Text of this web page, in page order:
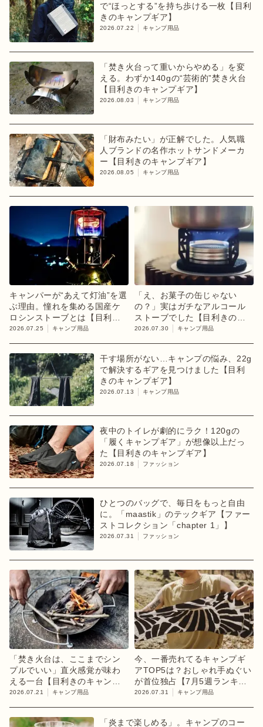
で“ほっとする”を持ち歩ける一枚【目利
きのキャンプギア】
2026.07.22 キャンプ用品
「焚き火台って重いからやめる」を変
える。わずか140gの“芸術的”焚き火台
【目利きのキャンプギア】
2026.08.03 キャンプ用品
「財布みたい」が正解でした。人気職
人ブランドの名作ホットサンドメーカ
ー【目利きのキャンプギア】
2026.08.05 キャンプ用品
キャンパーが“あえて灯油”を選
ぶ理由。憧れを集める国産ケ
ロシンストーブとは【目利き
のキャンプギア】
2026.07.25 キャンプ用品
「え、お菓子の缶じゃない
の？」実はガチなアルコール
ストーブでした【目利きのキ
ャンプギア】
2026.07.30 キャンプ用品
干す場所がない…キャンプの悩み、22g
で解決するギアを見つけました【目利
きのキャンプギア】
2026.07.13 キャンプ用品
夜中のトイレが劇的にラク！120gの
「履くキャンプギア」が想像以上だっ
た【目利きのキャンプギア】
2026.07.18 ファッション
ひとつのバッグで、毎日をもっと自由
に。「maastik」のテックギア【ファー
ストコレクション「chapter 1」】
2026.07.31 ファッション
「焚き火台は、ここまでシン
プルでいい」直火感覚が味わ
える一台【目利きのキャンプ
ギア】
2026.07.21 キャンプ用品
今、一番売れてるキャンプギ
アTOP5は？おしゃれ手ぬぐい
が首位独占【7月5週ランキン
グ】
2026.07.31 キャンプ用品
「炎まで楽しめる」。キャンプのコー